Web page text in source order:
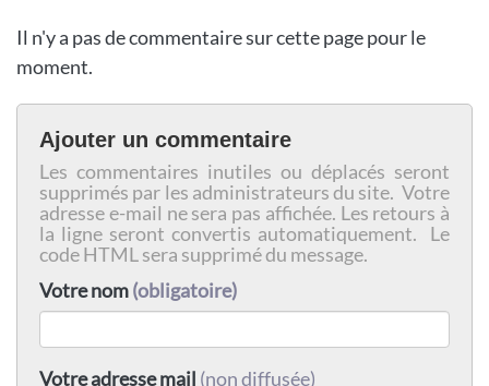
Il n'y a pas de commentaire sur cette page pour le
moment.
Ajouter un commentaire
Les commentaires inutiles ou déplacés seront
supprimés par les administrateurs du site. Votre
adresse e-mail ne sera pas affichée. Les retours à
la ligne seront convertis automatiquement. Le
code HTML sera supprimé du message.
Votre nom(obligatoire)
Votre adresse mail (non diffusée)